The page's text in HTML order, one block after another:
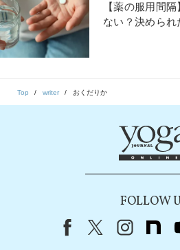
【薬の服用間
ない？決められ
Top writer おくだりか
FOLLOW
FacebookX（旧Twitter）